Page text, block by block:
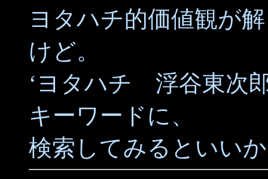
ヨタハチ的価値観が
けど。
‘ヨタハチ 浮谷東次
キーワードに、
検索してみるといい